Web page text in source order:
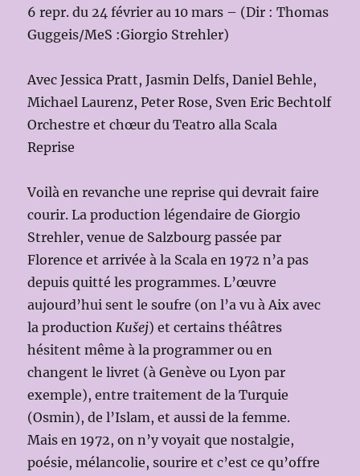
6 repr. du 24 février au 10 mars – (Dir : Thomas
Guggeis/MeS :Giorgio Strehler)
Avec Jessica Pratt, Jasmin Delfs, Daniel Behle,
Michael Laurenz, Peter Rose, Sven Eric Bechtolf
Orchestre et chœur du Teatro alla Scala
Reprise
Voilà en revanche une reprise qui devrait faire
courir. La production légendaire de Giorgio
Strehler, venue de Salzbourg passée par
Florence et arrivée à la Scala en 1972 n’a pas
depuis quitté les programmes. L’œuvre
aujourd’hui sent le soufre (on l’a vu à Aix avec
la productionKušej) et certains théâtres
hésitent même à la programmer ou en
changent le livret (à Genève ou Lyon par
exemple), entre traitement de la Turquie
(Osmin), de l’Islam, et aussi de la femme.
Mais en 1972, on n’y voyait que nostalgie,
poésie, mélancolie, sourire et c’est ce qu’offre